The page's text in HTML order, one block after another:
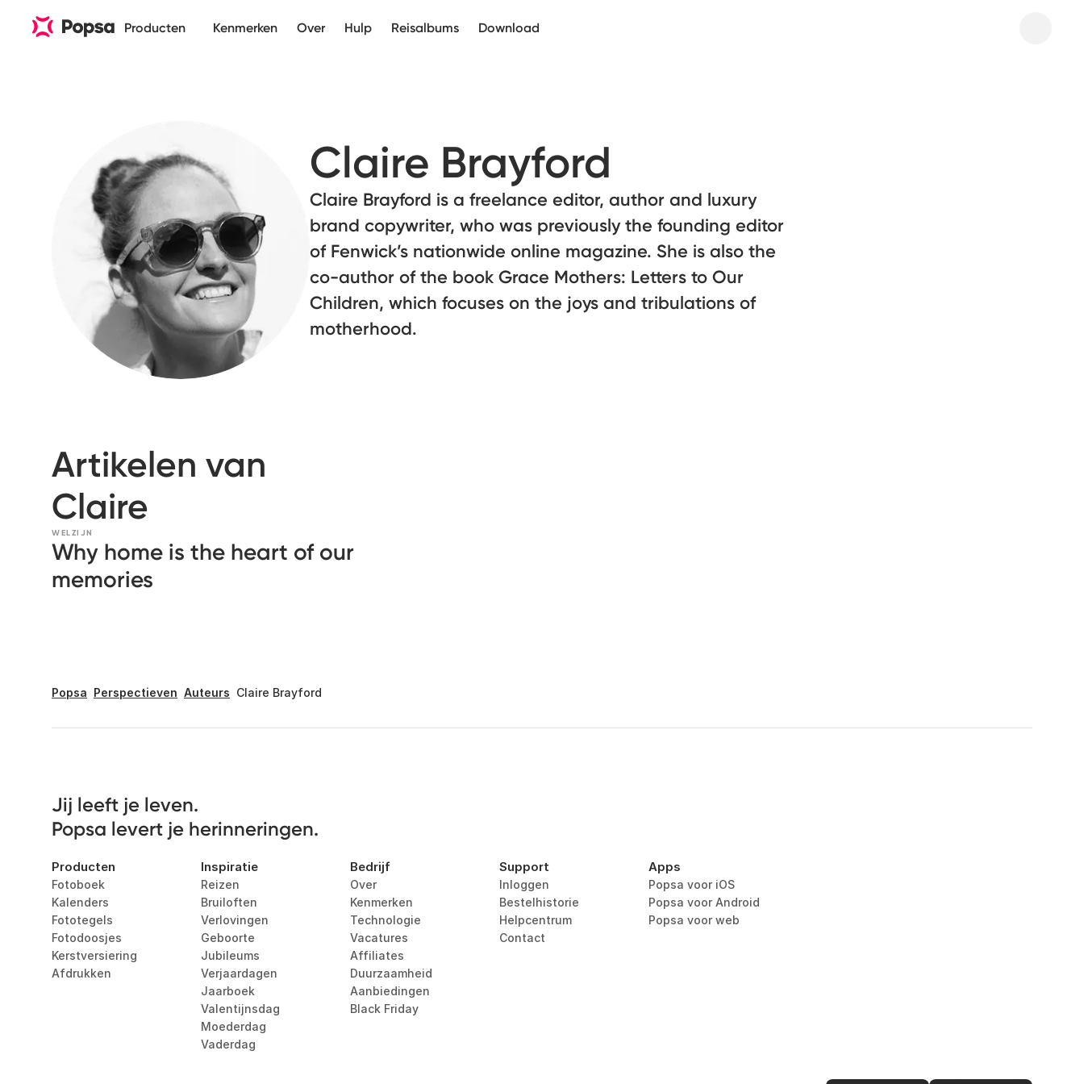
Producten Kenmerken Over Hulp Reisalbums Download
Claire Brayford
Claire Brayford is a freelance editor, author and luxury
brand copywriter, who was previously the founding editor
of Fenwick’s nationwide online magazine. She is also the
co-author of the book Grace Mothers: Letters to Our
Children, which focuses on the joys and tribulations of
motherhood.
Artikelen van
Claire
WELZIJN
Why home is the heart of our
memories
Popsa Perspectieven Auteurs Claire Brayford
Jij leeft je leven.
Popsa levert je herinneringen.
Producten
Fotoboek
Kalenders
Fototegels
Fotodoosjes
Kerstversiering
Afdrukken
Inspiratie
Reizen
Bruiloften
Verlovingen
Geboorte
Jubileums
Verjaardagen
Jaarboek
Valentijnsdag
Moederdag
Vaderdag
Bedrijf
Over
Kenmerken
Technologie
Vacatures
Affiliates
Duurzaamheid
Aanbiedingen
Black Friday
Support
Inloggen
Bestelhistorie
Helpcentrum
Contact
Apps
Popsa voor iOS
Popsa voor Android
Popsa voor web